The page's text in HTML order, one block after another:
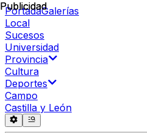
PortadaGalerías
Local
Sucesos
Universidad
Provincia
Cultura
Deportes
Campo
Castilla y León
Publicidad
Publicidad